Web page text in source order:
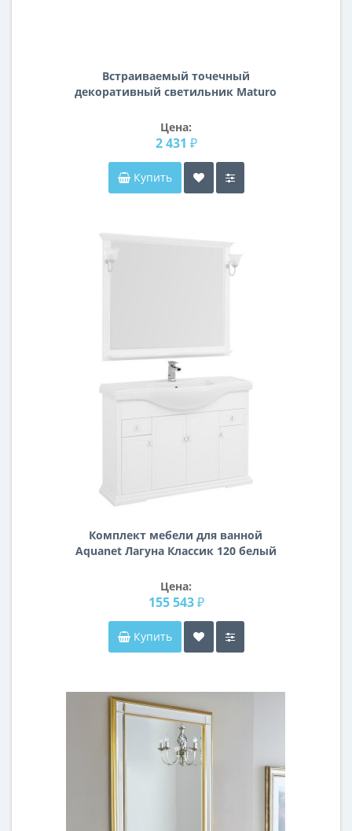
Встраиваемый точечный
декоративный светильник Maturo
Цена:
2 431 ₽
Купить
Комплект мебели для ванной
Aquanet Лагуна Классик 120 белый
Цена:
155 543 ₽
Купить